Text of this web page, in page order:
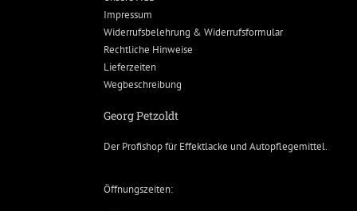
Impressum
Widerrufsbelehrung & Widerrufsformular
Rechtliche Hinweise
Lieferzeiten
Wegbeschreibung
Georg Petzoldt
Der Profishop fürEffektlacke und Autopflegemittel.
Öffnungszeiten: